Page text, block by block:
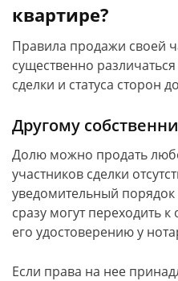
квартире?
Правила продажи своей
существенно
сделки и статуса сторон
Другому
Долю можно продать
участников сделки
уведомительный
сразу могут переходить
его удостоверению у
Если права на нее